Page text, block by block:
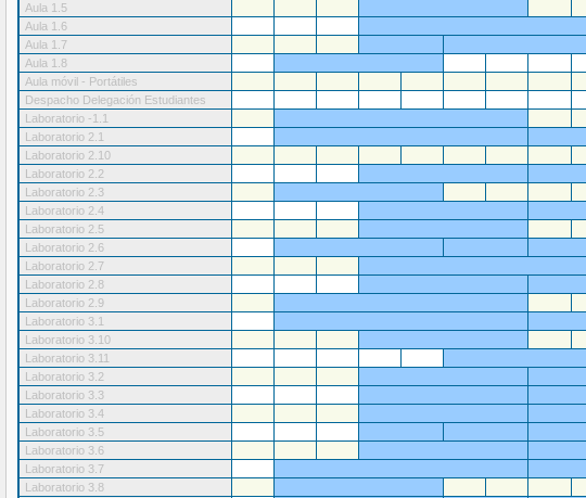
Aula 1.5
Aula 1.6
Aula 1.7
Aula 1.8
Aula móvil - Portátiles
Despacho Delegación Estudiantes
Laboratorio -1.1
Laboratorio 2.1
Laboratorio 2.10
Laboratorio 2.2
Laboratorio 2.3
Laboratorio 2.4
Laboratorio 2.5
Laboratorio 2.6
Laboratorio 2.7
Laboratorio 2.8
Laboratorio 2.9
Laboratorio 3.1
Laboratorio 3.10
Laboratorio 3.11
Laboratorio 3.2
Laboratorio 3.3
Laboratorio 3.4
Laboratorio 3.5
Laboratorio 3.6
Laboratorio 3.7
Laboratorio 3.8